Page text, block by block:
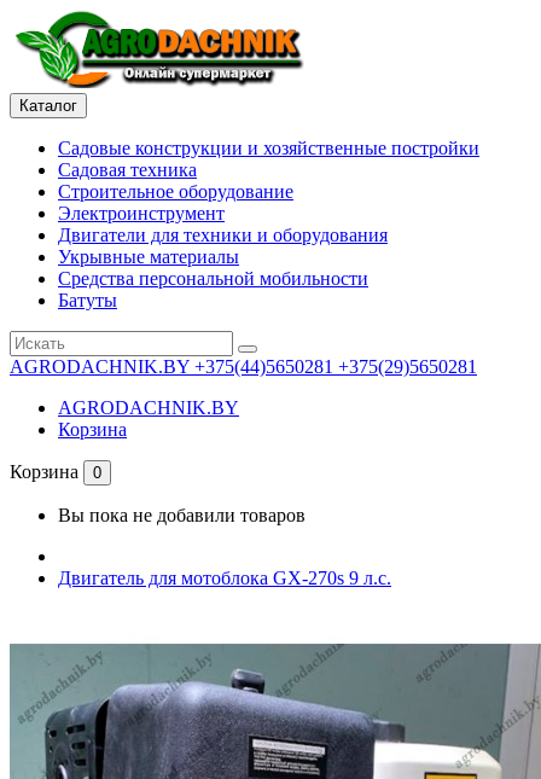
Каталог
Садовые конструкции и хозяйственные постройки
Садовая техника
Строительное оборудование
Электроинструмент
Двигатели для техники и оборудования
Укрывные материалы
Средства персональной мобильности
Батуты
AGRODACHNIK.BY +375(44)5650281 +375(29)5650281
AGRODACHNIK.BY
Корзина
Корзина 0
Вы пока не добавили товаров
Двигатель для мотоблока GX-270s 9 л.с.